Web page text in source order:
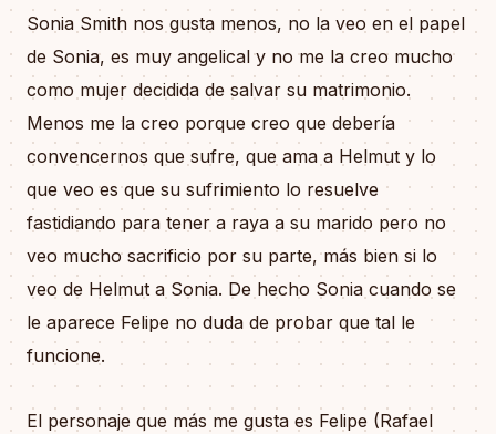
Sonia Smith nos gusta menos, no la veo en el papel
de Sonia, es muy angelical y no me la creo mucho
como mujer decidida de salvar su matrimonio.
Menos me la creo porque creo que debería
convencernos que sufre, que ama a Helmut y lo
que veo es que su sufrimiento lo resuelve
fastidiando para tener a raya a su marido pero no
veo mucho sacrificio por su parte, más bien si lo
veo de Helmut a Sonia. De hecho Sonia cuando se
le aparece Felipe no duda de probar que tal le
funcione.
El personaje que más me gusta es Felipe (Rafael